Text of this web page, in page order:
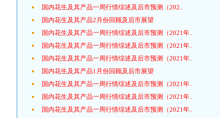
国内花生及其产品一周行情综述及后市预测（202..
国内花生及其产品2月份回顾及后市展望
国内花生及其产品一周行情综述及后市预测（2021年..
国内花生及其产品一周行情综述及后市预测（2021年..
国内花生及其产品一周行情综述及后市预测（2021年..
国内花生及其产品1月份回顾及后市展望
国内花生及其产品一周行情综述及后市预测（2021年..
国内花生及其产品一周行情综述及后市预测（2021年..
国内花生及其产品一周行情综述及后市预测（2021年..